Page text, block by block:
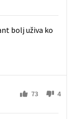
bolj uživa ko
73 4